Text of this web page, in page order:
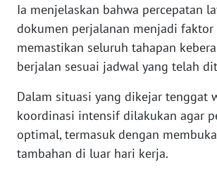
Ia menjelaskan bahwa percepatan
dokumen perjalanan menjadi
memastikan seluruh tahapan
berjalan sesuai jadwal yang telah
Dalam situasi yang dikejar tenggat
koordinasi intensif dilakukan agar
optimal, termasuk dengan
tambahan di luar hari kerja.
REDAKSI
KARIR
Wahana
News
Regional